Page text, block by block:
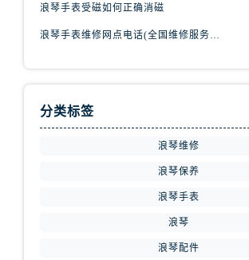
浪琴手表受磁如何正确消磁
浪琴手表维修网点电话(全国维修服务中心查询)
分类标签
浪琴维修
浪琴保养
浪琴手表
浪琴
浪琴配件